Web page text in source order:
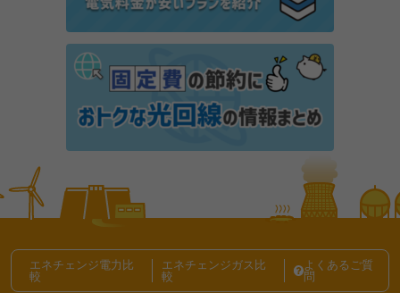
大手電力会社とは？電気事業の歴史も含めて解説
JEPX（日本卸電力取引所）とは？価格の決まり方や
市場の仕組みを解説
でんきの基本記事一覧
エネチェンジ電力比
較
エネチェンジガス比
較
よくあるご質
問